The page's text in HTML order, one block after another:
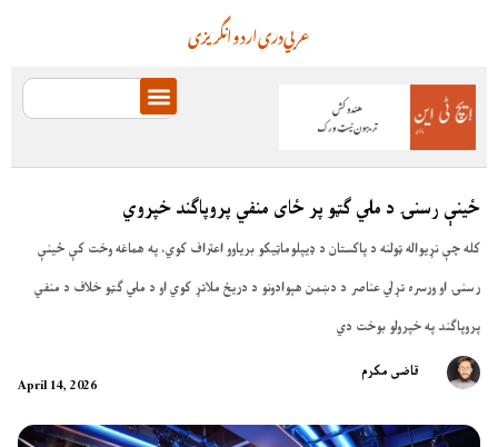
انگریزیاردودریعربي
ځینې رسنۍ د ملي ګټو پر ځای منفي پروپاګند خپروي
کله چې نړیواله ټولنه د پاکستان د ډیپلوماټیکو بریاوو اعتراف کوي، په هماغه وخت کې ځینې
رسنۍ او ورسره تړلي عناصر د دښمن هېوادونو د دریځ ملاتړ کوي او د ملي ګټو خلاف د منفي
پروپاګند په خپرولو بوخت دي
April 14, 2026
قاضی مکرم